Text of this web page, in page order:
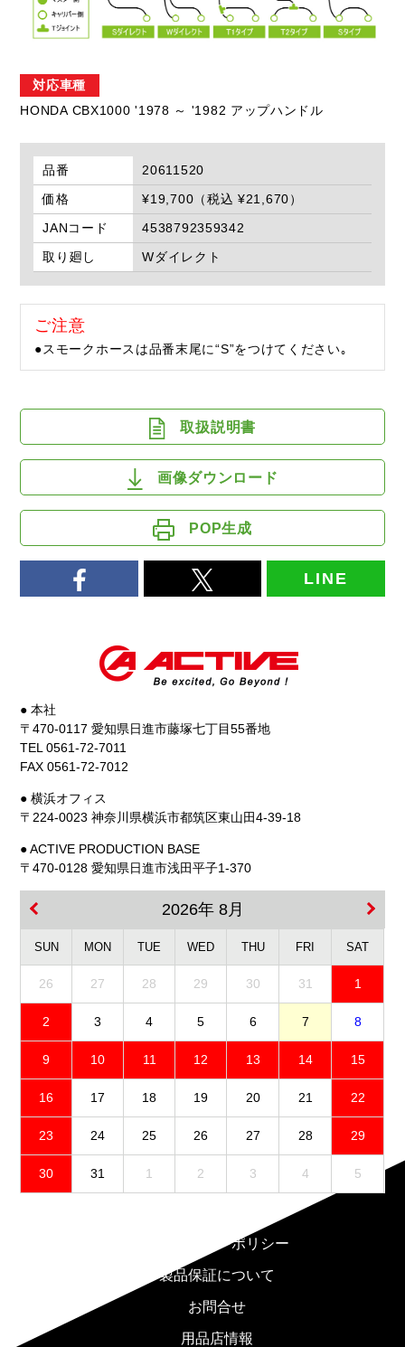
対応車種
HONDA CBX1000 '1978 ～ '1982 アップハンドル
品番
20611520
価格
¥19,700（税込 ¥21,670）
JANコード
4538792359342
取り廻し
Wダイレクト
ご注意
●スモークホースは品番末尾に“S”をつけてください｡
取扱説明書
画像ダウンロード
POP生成
LINE
● 本社
〒470-0117 愛知県日進市藤塚七丁目55番地
TEL 0561-72-7011
FAX 0561-72-7012
● 横浜オフィス
〒224-0023 神奈川県横浜市都筑区東山田4-39-18
● ACTIVE PRODUCTION BASE
〒470-0128 愛知県日進市浅田平子1-370
2026年 8月
SUN MON TUE WED THU FRI SAT
26 27 28 29 30 31 1
2 3 4 5 6 7 8
9 10 11 12 13 14 15
16 17 18 19 20 21 22
23 24 25 26 27 28 29
30 31 1 2 3 4 5
プライバシーポリシー
製品保証について
お問合せ
用品店情報